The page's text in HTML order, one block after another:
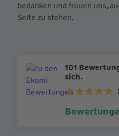
bedanken und freuen uns,
Seite zu stehen.
101
sich.